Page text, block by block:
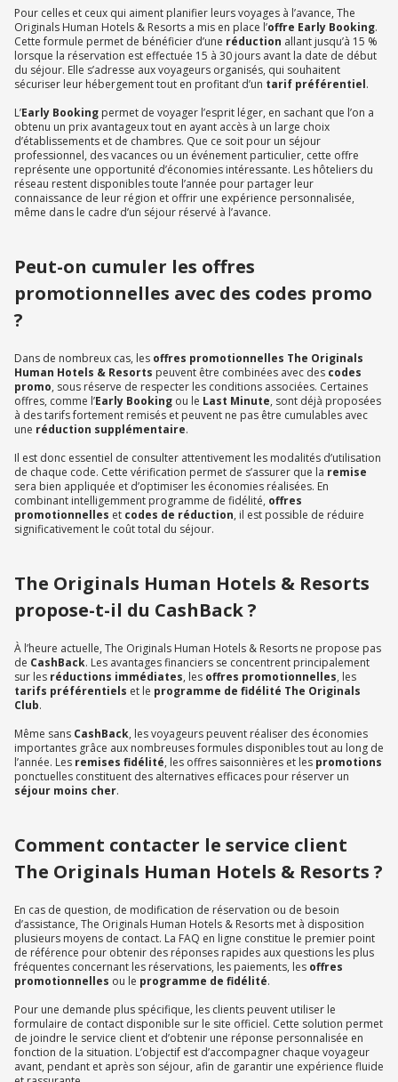
Pour celles et ceux qui aiment planifier leurs voyages à l’avance, The
Originals Human Hotels & Resorts a mis en place l’offre Early Booking.
Cette formule permet de bénéficier d’une réduction allant jusqu’à 15 %
lorsque la réservation est effectuée 15 à 30 jours avant la date de début
du séjour. Elle s’adresse aux voyageurs organisés, qui souhaitent
sécuriser leur hébergement tout en profitant d’un tarif préférentiel.
L’Early Booking permet de voyager l’esprit léger, en sachant que l’on a
obtenu un prix avantageux tout en ayant accès à un large choix
d’établissements et de chambres. Que ce soit pour un séjour
professionnel, des vacances ou un événement particulier, cette offre
représente une opportunité d’économies intéressante. Les hôteliers du
réseau restent disponibles toute l’année pour partager leur
connaissance de leur région et offrir une expérience personnalisée,
même dans le cadre d’un séjour réservé à l’avance.
Peut-on cumuler les offres
promotionnelles avec des codes promo
?
Dans de nombreux cas, les offres promotionnelles The Originals
Human Hotels & Resorts peuvent être combinées avec des codes
promo, sous réserve de respecter les conditions associées. Certaines
offres, comme l’Early Booking ou le Last Minute, sont déjà proposées
à des tarifs fortement remisés et peuvent ne pas être cumulables avec
une réduction supplémentaire.
Il est donc essentiel de consulter attentivement les modalités d’utilisation
de chaque code. Cette vérification permet de s’assurer que la remise
sera bien appliquée et d’optimiser les économies réalisées. En
combinant intelligemment programme de fidélité, offres
promotionnelles et codes de réduction, il est possible de réduire
significativement le coût total du séjour.
The Originals Human Hotels & Resorts
propose-t-il du CashBack ?
À l’heure actuelle, The Originals Human Hotels & Resorts ne propose pas
de CashBack. Les avantages financiers se concentrent principalement
sur les réductions immédiates, les offres promotionnelles, les
tarifs préférentiels et le programme de fidélité The Originals
Club.
Même sans CashBack, les voyageurs peuvent réaliser des économies
importantes grâce aux nombreuses formules disponibles tout au long de
l’année. Les remises fidélité, les offres saisonnières et les promotions
ponctuelles constituent des alternatives efficaces pour réserver un
séjour moins cher.
Comment contacter le service client
The Originals Human Hotels & Resorts ?
En cas de question, de modification de réservation ou de besoin
d’assistance, The Originals Human Hotels & Resorts met à disposition
plusieurs moyens de contact. La FAQ en ligne constitue le premier point
de référence pour obtenir des réponses rapides aux questions les plus
fréquentes concernant les réservations, les paiements, les offres
promotionnelles ou le programme de fidélité.
Pour une demande plus spécifique, les clients peuvent utiliser le
formulaire de contact disponible sur le site officiel. Cette solution permet
de joindre le service client et d’obtenir une réponse personnalisée en
fonction de la situation. L’objectif est d’accompagner chaque voyageur
avant, pendant et après son séjour, afin de garantir une expérience fluide